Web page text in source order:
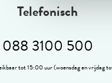
Telefonisch
088 3100 500
tot 15:00 uur (woensdag en vrijdag